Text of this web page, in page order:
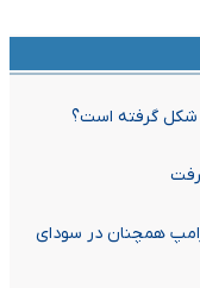
شکل گرفته است؟
همچنان در سودای